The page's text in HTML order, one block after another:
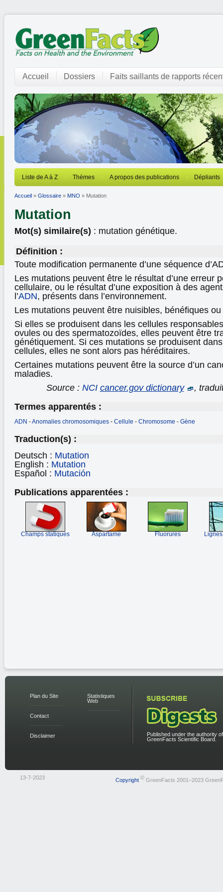
Accueil Dossiers Faits saillants de rapports
Liste de A à Z Thèmes A propos des publications Dépliants
Accueil » Glossaire » MNO » Mutation
Mutation
Mot(s) similaire(s) : mutation génétique.
Définition :
Toute modification permanente d’une séquence
Les mutations peuvent être le résultat d’une erreur
cellulaire, ou le résultat d’une exposition à des
l’ADN, présents dans l’environnement.
Les mutations peuvent être nuisibles, bénéfiques ou
Si elles se produisent dans les cellules
ovules ou des spermatozoïdes, elles peuvent être
génétiquement. Si ces mutations se produisent
cellules, elles ne sont alors pas héréditaires.
Certaines mutations peuvent être la source d’un
maladies.
Source : NCI cancer.gov dictionary
,
Termes apparentés :
ADN -Anomalies chromosomiques - Cellule - Chromosome - Gène
Traduction(s) :
Deutsch : Mutation
English : Mutation
Español : Mutación
Publications apparentées :
Champs statiques Aspartame Fluorures
Plan du Site
Contact
Disclaimer
Statistiques
Web
Published under the authority
GreenFacts Scientific Board.
13-7-2023 Copyright ©GreenFacts 2001–2023